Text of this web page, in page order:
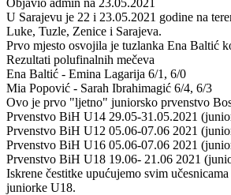
U Sarajevu je 22 i 23.05.2021 godine na
Luke, Tuzle, Zenice i Sarajeva.
Prvo mjesto osvojila je tuzlanka Ena Baltić
Rezultati polufinalnih mečeva
Ena Baltić - Emina Lagarija 6/1, 6/0
Mia Popović - Sarah Ibrahimagić 6/4, 6/3
Ovo je prvo "ljetno" juniorsko prvenstvo
Prvenstvo BiH U14 29.05-31.05.2021
Prvenstvo BiH U12 05.06-07.06 2021
Prvenstvo BiH U16 05.06-07.06 2021
Prvenstvo BiH U18 19.06- 21.06 2021
Iskrene čestitke upućujemo svim
juniorke U18.